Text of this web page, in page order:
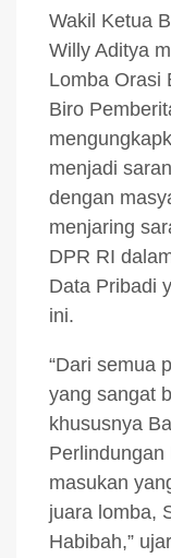
Wakil Ketua
Willy Aditya
Lomba Orasi
Biro
menjadi
dengan
menjaring
DPR RI
Data Pribadi
ini.
“Dari semua
yang sangat
khususnya
Perlindungan
masukan
juara lomba,
Habibah,”